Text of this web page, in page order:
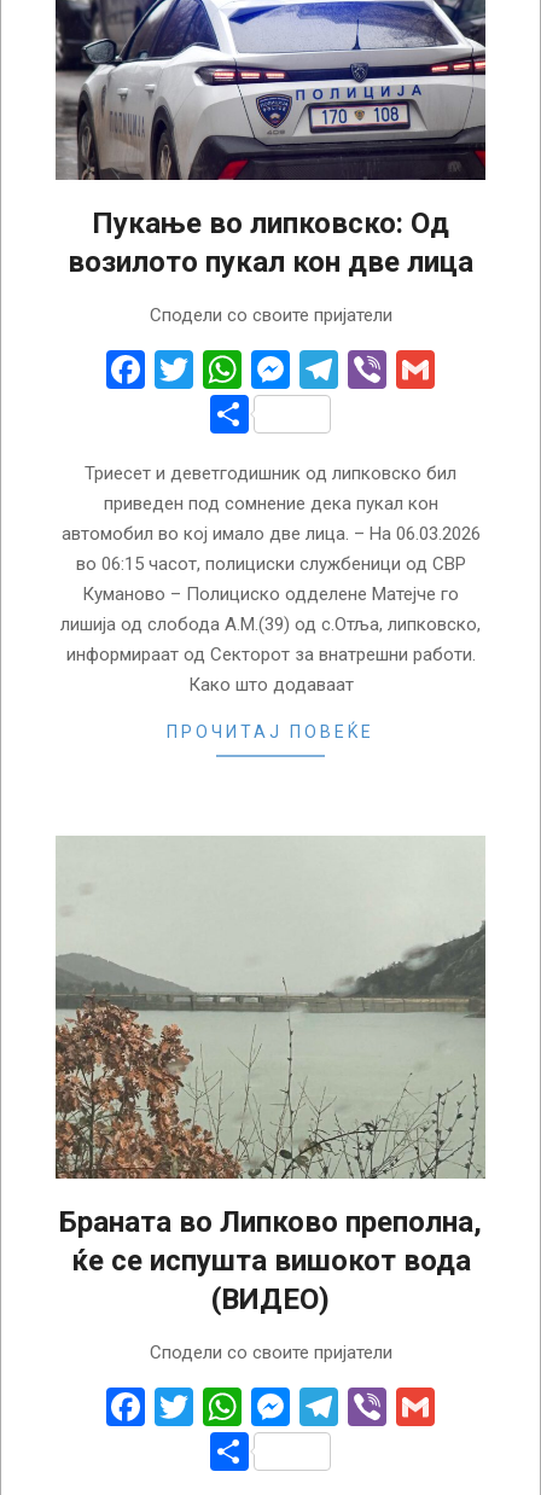
Пукање во липковско: Од
возилото пукал кон две лица
Сподели со своите пријатели
Facebook
TwitterWhatsApp
Messenger
Telegram
Viber
Share
Триесет и деветгодишник од липковско бил
приведен под сомнение дека пукал кон
автомобил во кој имало две лица. – На 06.03.2026
во 06:15 часот, полициски службеници од СВР
Куманово – Полициско одделене Матејче го
лишија од слобода А.М.(39) од с.Отља, липковско,
информираат од Секторот за внатрешни работи.
Како што додаваат
ПРОЧИТАЈ ПОВЕЌЕ
Браната во Липково преполна,
ќе се испушта вишокот вода
(ВИДЕО)
Сподели со своите пријатели
Facebook
Twitter
WhatsApp
Messenger
Telegram
Viber
Share